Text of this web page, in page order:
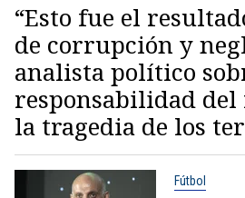
“Esto fue el
de corrupción y
analista político
responsabilidad
la tragedia de los
Fútbol